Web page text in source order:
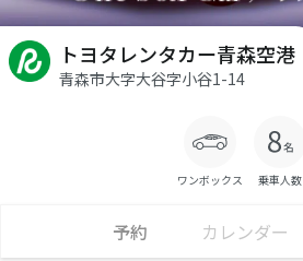
トヨタレンタカー青森空港
青森市大字大谷字小谷1-14
ワンボックス 乗車人数
予約 カレンダー